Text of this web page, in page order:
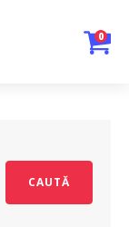
0
CAUTĂ